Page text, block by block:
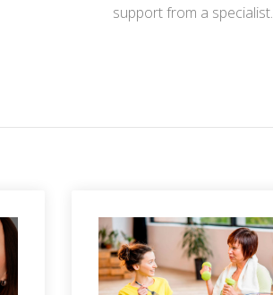
support from a specialist.